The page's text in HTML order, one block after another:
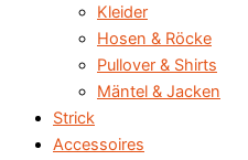
Kleider
Hosen & Röcke
Pullover & Shirts
Mäntel & Jacken
Strick
Accessoires